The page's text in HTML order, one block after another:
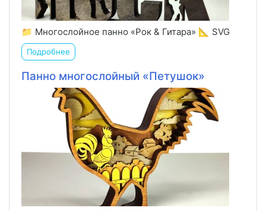
📁 Многослойное панно «Рок & Гитара» 📐 SVG
Подробнее
Панно многослойный «Петушок»